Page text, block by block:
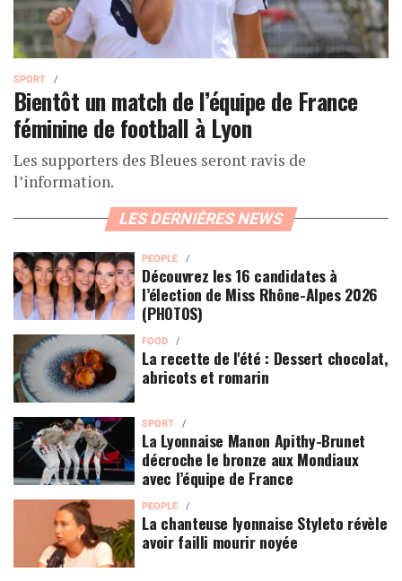
SPORT
Bientôt un match de l’équipe de France
féminine de football à Lyon
Les supporters des Bleues seront ravis de
l’information.
LES DERNIÈRES NEWS
PEOPLE
Découvrez les 16 candidates à
l’élection de Miss Rhône-Alpes 2026
(PHOTOS)
FOOD
La recette de l'été : Dessert chocolat,
abricots et romarin
SPORT
La Lyonnaise Manon Apithy-Brunet
décroche le bronze aux Mondiaux
avec l’équipe de France
PEOPLE
La chanteuse lyonnaise Styleto révèle
avoir failli mourir noyée